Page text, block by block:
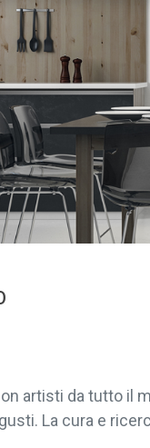
artisti da tutto il
La cura e